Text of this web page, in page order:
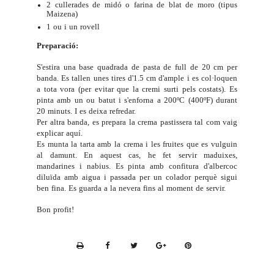
2 cullerades de midó o farina de blat de moro (tipus
Maizena)
1 ou i un rovell
Preparació:
S'estira una base quadrada de pasta de full de 20 cm per
banda. Es tallen unes tires d'1.5 cm d'ample i es col·loquen
a tota vora (per evitar que la cremi surti pels costats). Es
pinta amb un ou batut i s'enforna a 200ºC (400ºF) durant
20 minuts. I es deixa refredar.
Per altra banda, es prepara la crema pastissera tal com vaig
explicar aquí
Es munta la tarta amb la crema i les fruites que es vulguin
al damunt. En aquest cas, he fet servir maduixes,
mandarines i nabius. Es pinta amb confitura d'albercoc
diluïda amb aigua i passada per un colador perquè sigui
ben fina. Es guarda a la nevera fins al moment de servir.
Bon profit!